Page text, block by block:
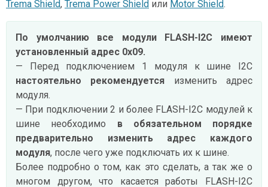
Trema Shield, Trema Power Shield или Motor Shield.
По умолчанию все модули FLASH-I2C имеют
установленный адрес 0х09.
— Перед подключением 1 модуля к шине I2C
настоятельно рекомендуется изменить адрес
модуля.
— При подключении 2 и более FLASH-I2C модулей к
шине необходимо в обязательном порядке
предварительно изменить адрес каждого
модуля, после чего уже подключать их к шине.
Более подробно о том, как это сделать, а так же о
многом другом, что касается работы FLASH-I2C